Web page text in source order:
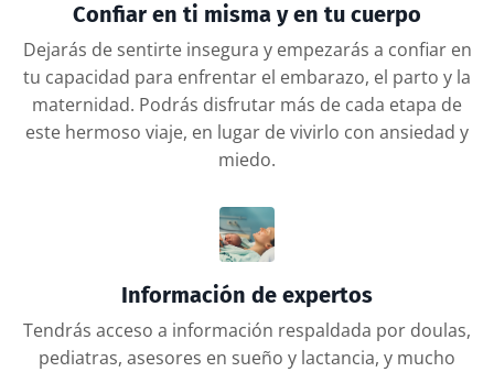
Confiar en ti misma y en tu cuerpo
Dejarás de sentirte insegura y empezarás a confiar en
tu capacidad para enfrentar el embarazo, el parto y la
maternidad. Podrás disfrutar más de cada etapa de
este hermoso viaje, en lugar de vivirlo con ansiedad y
miedo.
Información de expertos
Tendrás acceso a información respaldada por doulas,
pediatras, asesores en sueño y lactancia, y mucho